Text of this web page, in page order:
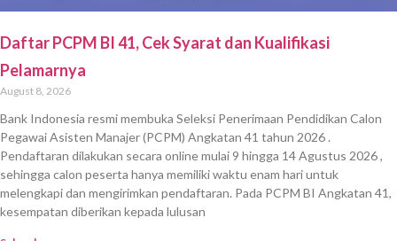
Daftar PCPM BI 41, Cek Syarat dan Kualifikasi
Pelamarnya
August 8, 2026
Bank Indonesia resmi membuka Seleksi Penerimaan Pendidikan Calon
Pegawai Asisten Manajer (PCPM) Angkatan 41 tahun 2026 .
Pendaftaran dilakukan secara online mulai 9 hingga 14 Agustus 2026 ,
sehingga calon peserta hanya memiliki waktu enam hari untuk
melengkapi dan mengirimkan pendaftaran. Pada PCPM BI Angkatan 41,
kesempatan diberikan kepada lulusan